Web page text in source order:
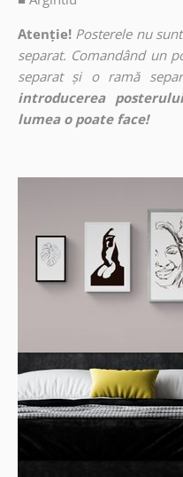
Atenție! Posterele nu
separat. Comandând un
separat și o ramă
introducerea
lumea o poate face!